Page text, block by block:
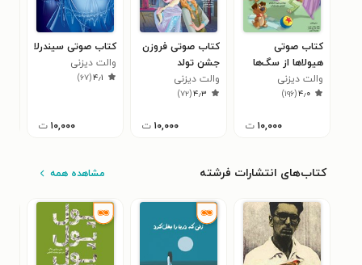
کتاب صوتی
هیولاها از سگ‌ها
می‌ترسند
والت دیزنی
۴٫۰(۱۹۶)
۱۰,۰۰۰ ت
کتاب صوتی فروزن
جشن تولد
والت دیزنی
۴٫۳(۷۲)
۱۰,۰۰۰ ت
کتاب صوتی سیندرلا
والت دیزنی
۴٫۱(۶۷)
۱۰,۰۰۰ ت
کتاب‌های انتشارات فرشته مشاهده همه